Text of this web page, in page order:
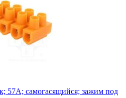
57А; самогасящийся; зажим под